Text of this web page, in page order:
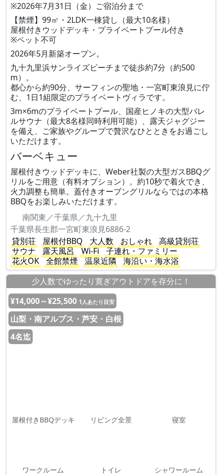
※2026年7月31日（金）ご宿泊分まで
【禁煙】99㎡・2LDK一棟貸し（最大10名様）
屋根付きウッドデッキ・プライベートプール付き
※ペット不可
2026年5月新築オープン。
九十九里浜サンライズビーチまで徒歩約7分（約500
m）。
都心から約90分、サーフィンの聖地・一宮町東浪見に佇
む、1日1組限定のプライベートヴィラです。
3m×6mのプライベートプール、国産ヒノキの大型バレ
ルサウナ（最大8名様同時利用可能）、露天ジャグジー
を備え、ご家族やグループで贅沢なひとときをお過ごし
いただけます。
バーベキュー
屋根付きウッドデッキに、Weber社製の大型ガスBBQグ
リルをご用意（有料オプション）。約10秒で着火でき、
火力調整も簡単。蓋付きオーブングリルならではの本格
BBQをお楽しみいただけます。
南関東／千葉県／九十九里
千葉県長生郡一宮町東浪見6886-2
貸別荘
屋根付BBQ 大人数 おしゃれ
高級貸別荘
サウナ
露天風呂 Wi-Fi
子連れ・ファミリー
花火OK
全館禁煙 温泉近隣
海沿い・海水浴
少人数でゆったり寛ぎアウトドアを存分に！
¥14,000～¥25,500 1人あたり目安
山梨・南アルプス・芦安・白根
4名迄
屋根付きBBQデッキ リビング全景 寝室
ワークルーム トイレ シャワールーム